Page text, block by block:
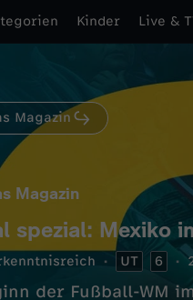
Kinder Live &
Magazin
Magazin
spezial: Mexiko
UT 6
der Fußball-WM